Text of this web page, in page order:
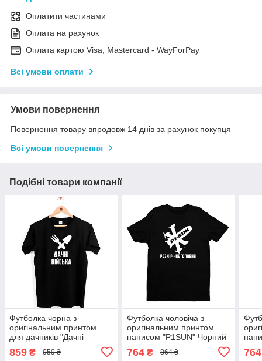
Оплатити частинами
Оплата на рахунок
Оплата картою Visa, Mastercard - WayForPay
Всі умови оплати
Умови повернення
Повернення товару впродовж 14 днів за рахунок покупця
Всі умови повернення
Подібні товари компанії
Футболка чорна з
оригінальним принтом
для дачників "Дачні
війська. Схрещені лопатка
і граблі" Push IT
859 ₴ 959 ₴
Футболка чоловіча з
оригінальним принтом
написом "P1SUN" Чорний
764₴ 864 ₴ 764